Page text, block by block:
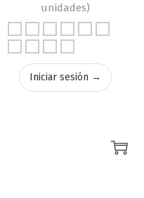
unidades)
Iniciar sesión →